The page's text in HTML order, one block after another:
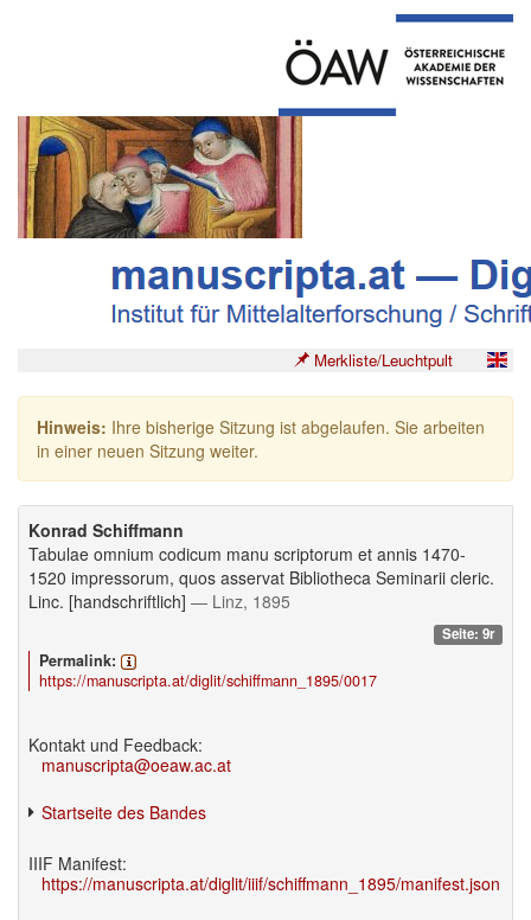
Merkliste/Leuchtpult
Hinweis: Ihre bisherige Sitzung ist abgelaufen. Sie arbeiten
in einer neuen Sitzung weiter.
Konrad Schiffmann
Tabulae omnium codicum manu scriptorum et annis 1470-
1520 impressorum, quos asservat Bibliotheca Seminarii cleric.
Linc. [handschriftlich] — Linz, 1895
Seite: 9r
Permalink:
https://manuscripta.at/diglit/schiffmann_1895/0017
Kontakt und Feedback:
manuscripta@oeaw.ac.at
Startseite des Bandes
IIIF Manifest:
https://manuscripta.at/diglit/iiif/schiffmann_1895/manifest.json